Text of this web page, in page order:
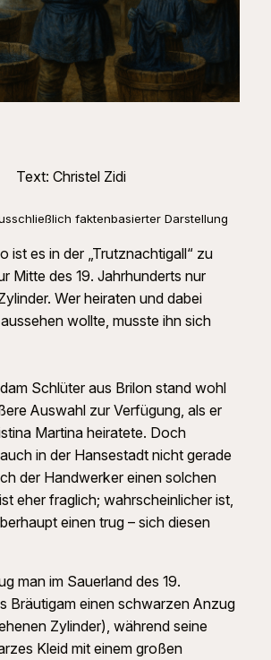
Text: Christel Zidi
faktenbasierter Darstellung
ist es in der „Trutznachtigall“ zu
Mitte des 19. Jahrhunderts nur
Wer heiraten und dabei
wollte, musste ihn sich
Schlüter aus Brilon stand wohl
Auswahl zur Verfügung, als er
Martina heiratete. Doch
in der Hansestadt nicht gerade
der Handwerker einen solchen
eher fraglich; wahrscheinlicher ist,
einen trug – sich diesen
man im Sauerland des 19.
Bräutigam einen schwarzen Anzug
Zylinder), während seine
Kleid mit einem großen